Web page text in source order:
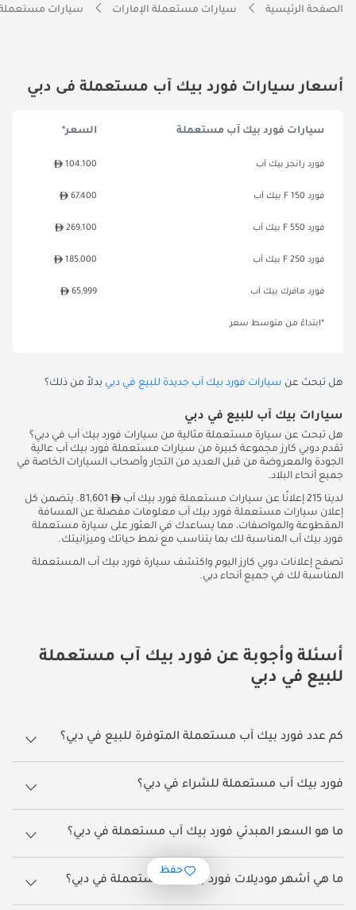
الصفحة الرئيسية سيارات مستعملة الإمارات سيارات
أسعار سيارات فورد بيك آب مستعملة فى دبي
سيارات فورد بيك آب مستعملة السعر*
فورد رانجر بيك آب 104,100
فورد F 150 بيك آب 67,400
فورد F 550 بيك آب 269,100
فورد F 250 بيك آب 185,000
فورد مافرك بيك آب 65,999
*ابتداءً من متوسط سعر
هل تبحث عن سيارات فورد بيك آب جديدة للبيع في دبي بدلاً من ذلك؟
سيارات بيك آب للبيع في دبي
هل تبحث عن سيارة مستعملة مثالية من سيارات فورد بيك آب في دبي؟
تقدم دوبي كارز مجموعة كبيرة من سيارات مستعملة فورد بيك آب عالية
الجودة والمعروضة من قبل العديد من التجار وأصحاب السيارات الخاصة في
جميع أنحاء البلاد.
لدينا 215 إعلانًا عن سيارات مستعملة فورد بيك آب
81,601. يتضمن كل
إعلان سيارات مستعملة فورد بيك آب معلومات مفصلة عن المسافة
المقطوعة والمواصفات، مما يساعدك في العثور على سيارة مستعملة
فورد بيك آب المناسبة لك بما يتناسب مع نمط حياتك وميزانيتك.
تصفح إعلانات دوبي كارز اليوم واكتشف سيارة فورد بيك آب المستعملة
المناسبة لك في جميع أنحاء دبي.
أسئلة وأجوبة عن فورد بيك آب مستعملة
للبيع في دبي
كم عدد فورد بيك آب مستعملة المتوفرة للبيع في دبي؟
هناك 215 فورد بيك آب مستعملة متاحة للبيع في دبي.
فورد بيك آب مستعملة للشراء في دبي؟
أرخص فورد بيك آب يمكن شراؤها في دبي هي فورد رانجر.
ما هو السعر المبدئي فورد بيك آب مستعملة في دبي؟
يبدأ سعر فورد بيك آب مستعملة في دبي من 81,601.
ما هي أشهر موديلات فورد بيك آب مستعملة في دبي؟
أشهر فورد بيك آب مستعملة للبيع في دبي هي فورد رانجر, فورد F 150, فورد F
حفظ